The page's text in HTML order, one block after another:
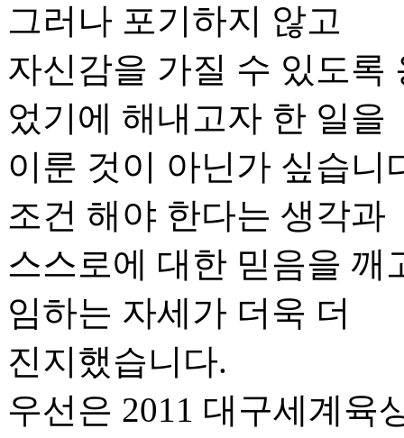
그러나 포기하지 않고
자신감을 가질 수 있도록
었기에 해내고자 한 일을
이룬 것이 아닌가 싶습니
조건 해야 한다는 생각과
스스로에 대한 믿음을 깨
임하는 자세가 더욱 더
진지했습니다.
우선은 2011 대구세계육